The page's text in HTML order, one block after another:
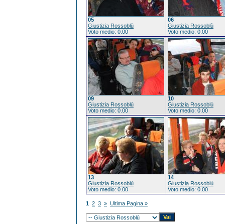
05
Giustizia Rossoblù
Voto medio: 0.00
06
Giustizia Rossoblù
Voto medio: 0.00
09
Giustizia Rossoblù
Voto medio: 0.00
10
Giustizia Rossoblù
Voto medio: 0.00
13
Giustizia Rossoblù
Voto medio: 0.00
14
Giustizia Rossoblù
Voto medio: 0.00
1 2 3 » Ultima Pagina »